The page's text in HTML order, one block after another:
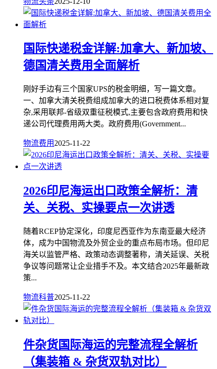
国际快递税金详解:加拿大、新加坡、
德国清关费用全面解析
刚好手边有三个国家UPS的税金明细，写一篇文章。
一、加拿大清关税费组成加拿大的进口税费体系相对复
杂,采用联邦-省级双重征税模式,主要包含政府费用和快
递公司代理费用两大类。政府费用(Government...
物流费用 2025-11-22
2026印尼海运出口政策全解析：清
关、关税、实操要点一次讲透
随着RCEP协定深化，印度尼西亚作为东南亚最大经济
体，成为中国物流及外贸企业的重点布局市场。但印尼
海关以监管严格、政策动态调整著称，清关延误、关税
争议等问题常让企业措手不及。本文结合2025年最新政
策...
物流科普2025-11-22
件杂货国际海运的完整流程全解析
（集装箱 & 杂货双轨对比）